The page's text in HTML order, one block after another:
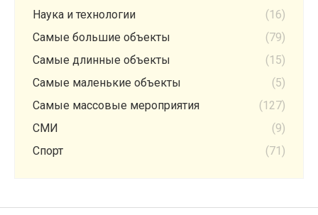
Наука и технологии
(16)
Самые большие объекты
(79)
Самые длинные объекты
(15)
Самые маленькие объекты
(5)
Самые массовые мероприятия
(127)
СМИ
(9)
Спорт
(71)